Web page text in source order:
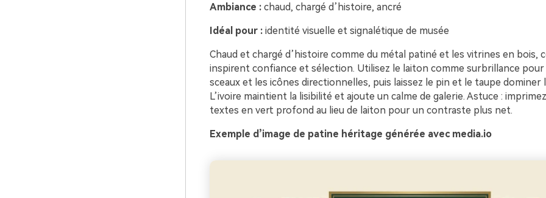
Ambiance :chaud, chargé d’histoire, ancré
Idéal pour :identité visuelle et signalétique de musée
Chaud et chargé d’histoire comme du métal patiné et les vitrines en bois,
inspirent confiance et sélection. Utilisez le laiton comme surbrillance
sceaux et les icônes directionnelles, puis laissez le pin et le taupe dominer
L’ivoire maintient la lisibilité et ajoute un calme de galerie. Astuce :
textes en vert profond au lieu de laiton pour un contraste plus net.
Exemple d’image de patine héritage générée avec media.io